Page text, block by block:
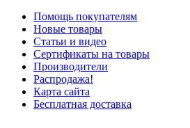
Помощь покупателям
Новые товары
Статьи и видео
Сертификаты на товары
Производители
Распродажа!
Карта сайта
Бесплатная доставка